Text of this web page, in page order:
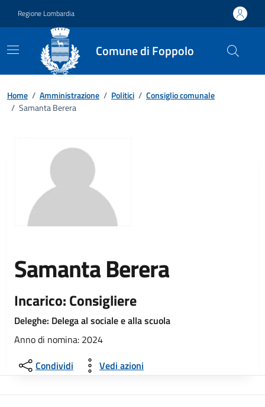
Regione Lombardia
Comune di Foppolo
Home / Amministrazione / Politici / Consiglio comunale
/ Samanta Berera
Samanta Berera
Incarico: Consigliere
Deleghe: Delega al sociale e alla scuola
Anno di nomina: 2024
Condividi
Vedi azioni